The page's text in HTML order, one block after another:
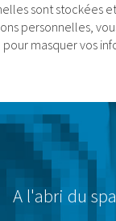
sont stockées
personnelles,
pour masquer vos
A l'abri du